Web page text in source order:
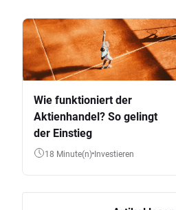
Wie funktioniert der
Aktienhandel? So gelingt
der Einstieg
18 Minute(n) Investieren